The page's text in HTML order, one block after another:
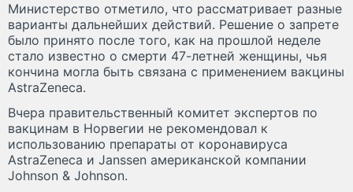
Министерство отметило, что рассматривает разные
варианты дальнейших действий. Решение о запрете
было принято после того, как на прошлой неделе
стало известно о смерти 47-летней женщины, чья
кончина могла быть связана с применением вакцины
AstraZeneca.
Вчера правительственный комитет экспертов по
вакцинам в Норвегии не рекомендовал к
использованию препараты от коронавируса
AstraZeneca и Janssen американской компании
Johnson & Johnson.